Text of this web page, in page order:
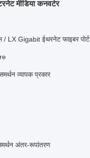
मीडिया कनवर्टर
Gigabit ईथरनेट फाइबर पोर्ट
व्यापक प्रकार
अंतर-रूपांतरण